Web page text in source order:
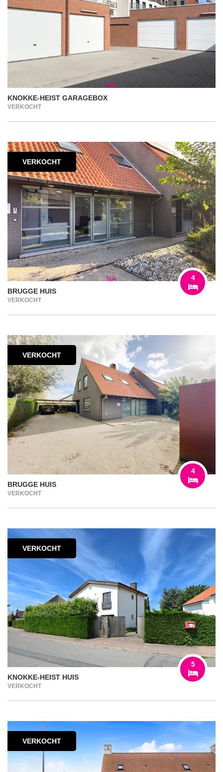
KNOKKE-HEIST GARAGEBOX
VERKOCHT
VERKOCHT
BRUGGE HUIS
VERKOCHT
4
VERKOCHT
BRUGGE HUIS
VERKOCHT
4
VERKOCHT
KNOKKE-HEIST HUIS
VERKOCHT
5
VERKOCHT